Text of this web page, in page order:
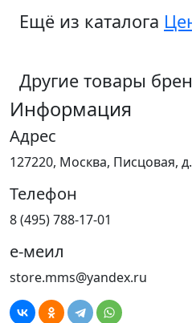
Ещё из каталога
Другие товары
Информация
Адрес
127220, Москва, Писцовая,
Телефон
8 (495) 788-17-01
е-меил
store.mms@yandex.ru